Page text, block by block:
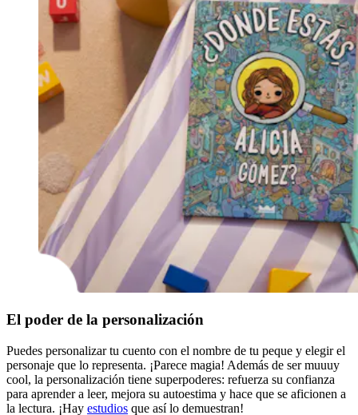
El poder de la personalización
Puedes personalizar tu cuento con el nombre de tu peque y elegir el
personaje que lo representa. ¡Parece magia! Además de ser muuuy
cool, la personalización tiene superpoderes: refuerza su confianza
para aprender a leer, mejora su autoestima y hace que se aficionen a
la lectura. ¡Hay estudios que así lo demuestran!